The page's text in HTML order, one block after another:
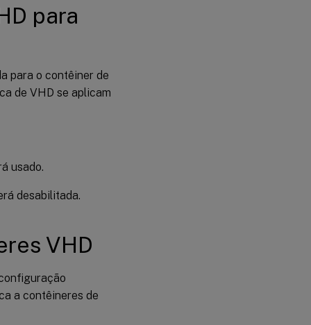
para
para o contêiner de
de VHD se aplicam
usado.
desabilitada.
VHD
a contêineres de